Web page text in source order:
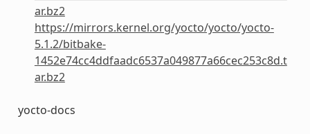
ar.bz2
https://mirrors.kernel.org/yocto/yocto/yocto-
5.1.2/bitbake-
1452e74cc4ddfaadc6537a049877a66cec253c8d.t
ar.bz2
yocto-docs